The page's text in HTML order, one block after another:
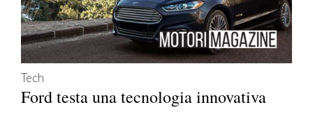
Tech
Ford testa una tecnologia innovativa